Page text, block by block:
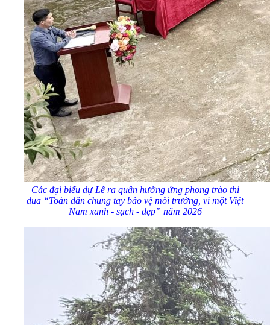
Các đại biểu dự Lễ ra quân hưởng ứng phong trào thi
đua “Toàn dân chung tay bảo vệ môi trường, vì một Việt
Nam xanh - sạch - đẹp” năm 2026